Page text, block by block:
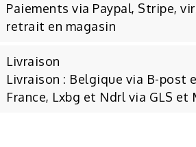
Paiements via Paypal, Stripe,
retrait en magasin
Livraison
Livraison : Belgique via B-post
France, Lxbg et Ndrl via GLS et